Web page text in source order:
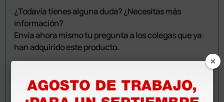
¿Todavía tienes alguna duda? ¿Necesitas más
información?
Envía ahora mismo tu pregunta a los colegas que ya
han adquirido este producto.
×